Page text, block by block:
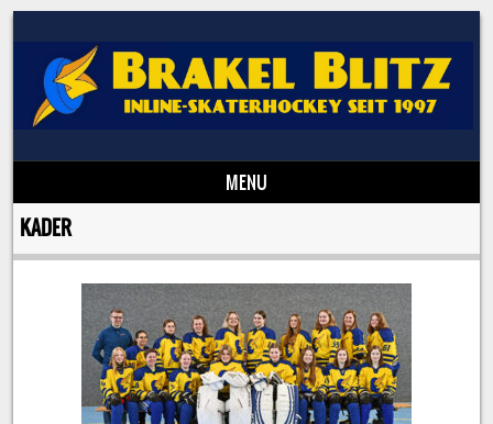
MENU
Skip to content
KADER